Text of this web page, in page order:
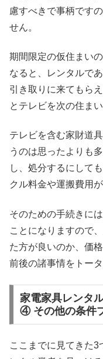
慮すべきで事柄です
せん。
期間限定の仮住まい
なると、レンタルで
引き取りに来てもら
とテレビを次の住ま
テレビを含む家財道
うのは思ったよりも
し、処分するにして
クル料金や運搬費用
そのための手続きに
ことになりますので
た方が良いのか、価
前後の諸事情をトー
家電家具レンタ
④ その他の条件
ここまでに見てきた3